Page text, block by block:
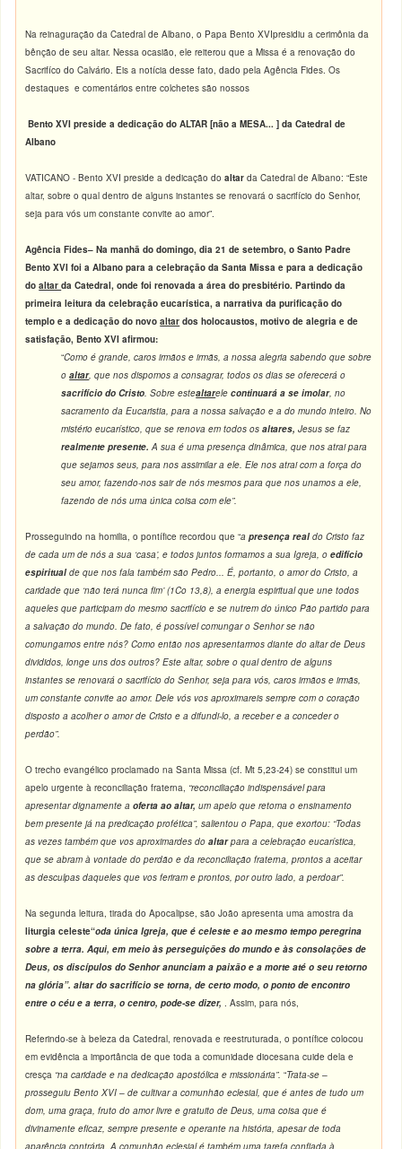
Na reinaguração da Catedral de Albano, o Papa Bento XVIpresidiu a cerimônia da
bênção de seu altar. Nessa ocasião, ele reiterou que a Missa é a renovação do
Sacrifíco do Calvário. Eis a notícia desse fato, dado pela Agência Fides. Os
destaques e comentários entre colchetes são nossos
Bento XVI preside a dedicação do ALTAR [não a MESA... ] da Catedral de
Albano
VATICANO - Bento XVI preside a dedicação do altar da Catedral de Albano: “Este
altar, sobre o qual dentro de alguns instantes se renovará o sacrifício do Senhor,
seja para vós um constante convite ao amor”.
Agência Fides– Na manhã do domingo, dia 21 de setembro, o Santo Padre
Bento XVI foi a Albano para a celebração da Santa Missa e para a dedicação
doaltarda Catedral, onde foi renovada a área do presbitério. Partindo da
primeira leitura da celebração eucarística, a narrativa da purificação do
templo e a dedicação do novoaltar dos holocaustos, motivo de alegria e de
satisfação, Bento XVI afirmou:
“Como é grande, caros irmãos e irmãs, a nossa alegria sabendo que sobre
oaltar, que nos dispomos a consagrar, todos os dias se oferecerá o
sacrifício do Cristo. Sobre estealtarelecontinuará a se imolar, no
sacramento da Eucaristia, para a nossa salvação e a do mundo inteiro. No
mistério eucarístico, que se renova em todos osaltares, Jesus se faz
realmente presente. A sua é uma presença dinâmica, que nos atrai para
que sejamos seus, para nos assimilar a ele. Ele nos atrai com a força do
seu amor, fazendo-nos sair de nós mesmos para que nos unamos a ele,
fazendo de nós uma única coisa com ele”.
Prosseguindo na homilia, o pontífice recordou que “apresença real do Cristo faz
de cada um de nós a sua ‘casa’, e todos juntos formamos a sua Igreja, o edifício
espiritual de que nos fala também são Pedro... É, portanto, o amor do Cristo, a
caridade que ‘não terá nunca fim’ (1Co 13,8), a energia espiritual que une todos
aqueles que participam do mesmo sacrifício e se nutrem do único Pão partido para
a salvação do mundo. De fato, é possível comungar o Senhor se não
comungamos entre nós? Como então nos apresentarmos diante do altar de Deus
divididos, longe uns dos outros? Este altar, sobre o qual dentro de alguns
instantes se renovará o sacrifício do Senhor, seja para vós, caros irmãos e irmãs,
um constante convite ao amor. Dele vós vos aproximareis sempre com o coração
disposto a acolher o amor de Cristo e a difundi-lo, a receber e a conceder o
perdão”.
O trecho evangélico proclamado na Santa Missa (cf. Mt 5,23-24) se constitui um
apelo urgente à reconciliação fraterna, “reconciliação indispensável para
apresentar dignamente aoferta ao altar, um apelo que retoma o ensinamento
bem presente já na predicação profética”, salientou o Papa, que exortou: “Todas
as vezes também que vos aproximardes do altarpara a celebração eucarística,
que se abram à vontade do perdão e da reconciliação fraterna, prontos a aceitar
as desculpas daqueles que vos feriram e prontos, por outro lado, a perdoar”.
Na segunda leitura, tirada do Apocalipse, são João apresenta uma amostra da
liturgia celeste“oda única Igreja, queé celeste e ao mesmo tempo peregrina
sobre a terra. Aqui, em meio às perseguições do mundo e às consolações de
Deus, os discípulos do Senhor anunciam a paixão e a morte até o seu retorno
na glória”. altardo sacrifício se torna, de certo modo, o ponto de encontro
entre o céu e a terra, o centro, pode-se dizer,. Assim, para nós,
Referindo-se à beleza da Catedral, renovada e reestruturada, o pontífice colocou
em evidência a importância de que toda a comunidade diocesana cuide dela e
cresça “na caridade e na dedicação apostólica e missionária”. “Trata-se –
prosseguiu Bento XVI –de cultivar a comunhão eclesial, que é antes de tudo um
dom, uma graça, fruto do amor livre e gratuito de Deus, uma coisa que é
divinamente eficaz, sempre presente e operante na história, apesar de toda
aparência contrária. A comunhão eclesial é também uma tarefa confiada à